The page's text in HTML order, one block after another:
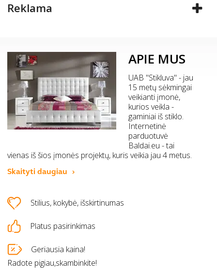
Reklama
APIE MUS
UAB "Stikluva" - jau
15 metų sėkmingai
veikianti įmonė,
kurios veikla -
gaminiai iš stiklo.
Internetinė
parduotuvė
Baldai.eu - tai
vienas iš šios įmonės projektų, kuris veikia jau 4 metus.
Skaityti daugiau
Stilius, kokybė, išskirtinumas
Platus pasirinkimas
Geriausia kaina!
Radote pigiau,skambinkite!